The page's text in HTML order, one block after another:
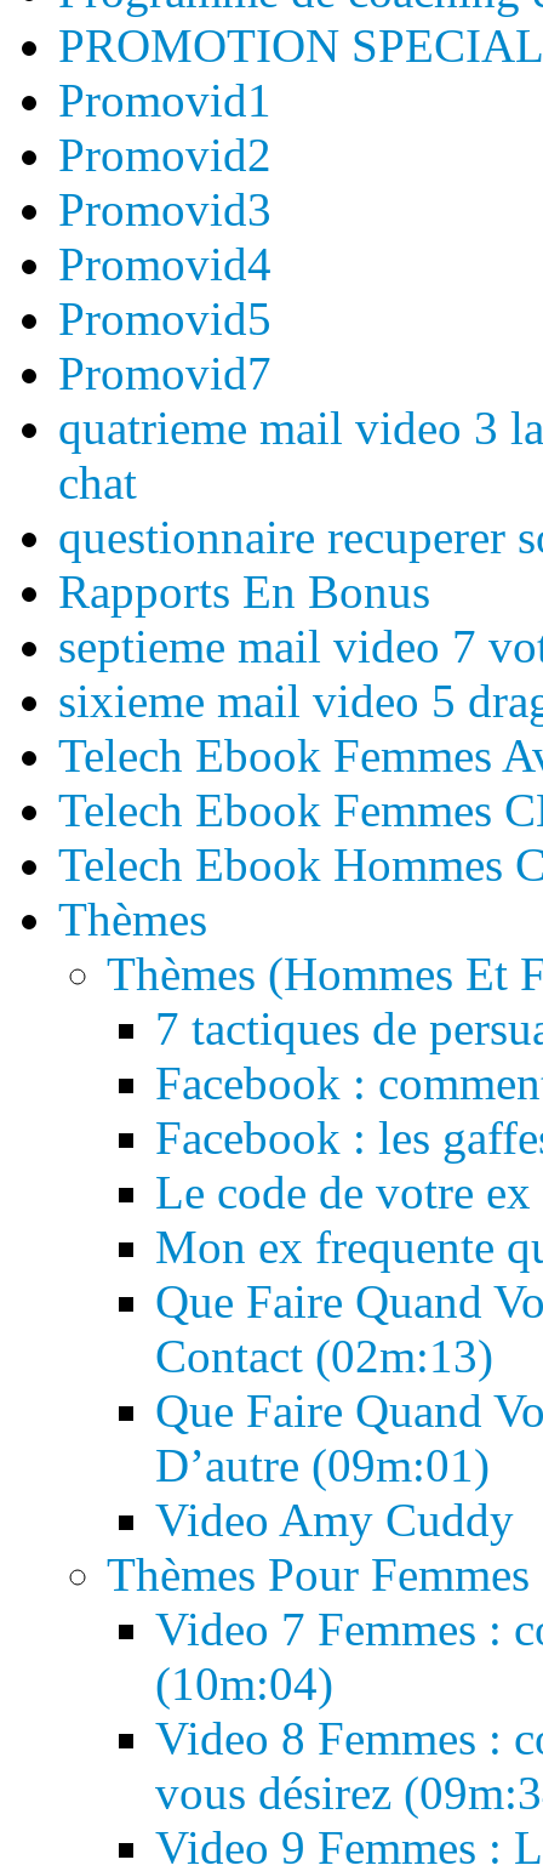
PROMOTION
Promovid1
Promovid2
Promovid3
Promovid4
Promovid5
Promovid7
quatrieme mail video 3
chat
questionnaire recuperer
Rapports En Bonus
septieme mail video 7
sixieme mail video 5
Telech Ebook Femmes
Telech Ebook Femmes
Telech Ebook Hommes
Thèmes
Thèmes (Hommes Et
7 tactiques de
Facebook :
Facebook : les
Le code de votre
Mon ex frequente
Que Faire Quand
Contact (02m:13)
Que Faire Quand
D’autre (09m:01)
Video Amy Cuddy
Thèmes Pour Femmes
Video 7 Femmes :
(10m:04)
Video 8 Femmes :
vous désirez
Video 9 Femmes :